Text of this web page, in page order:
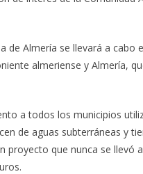
de Almería se llevará a cabo
almeriense y Almería,
a todos los municipios
de aguas subterráneas y
proyecto que nunca se llevó